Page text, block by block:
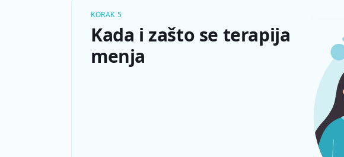
KORAK 5
Kada i zašto se terapija
menja